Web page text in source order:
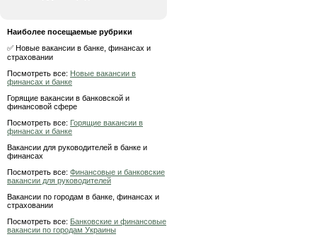
Наиболее посещаемые рубрики
✅ Новые вакансии в банке, финансах и
страховании
Посмотреть все: Новые вакансии в
финансах и банке
Горящие вакансии в банковской и
финансовой сфере
Посмотреть все: Горящие вакансии в
финансах и банке
Вакансии для руководителей в банке и
финансах
Посмотреть все: Финансовые и банковские
вакансии для руководителей
Вакансии по городам в банке, финансах и
страховании
Посмотреть все: Банковские и финансовые
вакансии по городам Украины